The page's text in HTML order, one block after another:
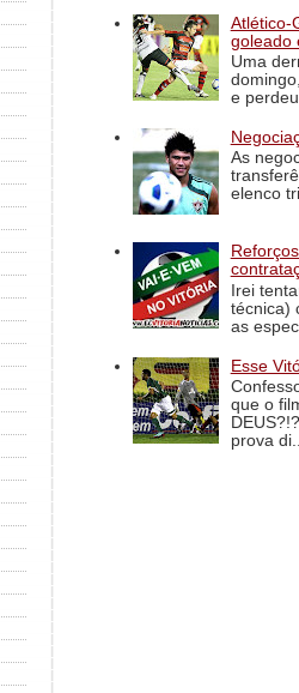
Atlético-
goleado
Uma
e
As
elenco
Irei
técnica)
as
Esse
que o
prova